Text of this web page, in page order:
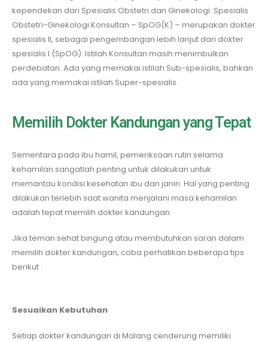
kependekan dari Spesialis Obstetri dan Ginekologi. Spesialis
Obstetri-Ginekologi Konsultan – SpOG(K) – merupakan dokter
spesialis II, sebagai pengembangan lebih lanjut dari dokter
spesialis I (SpOG). Istilah Konsultan masih menimbulkan
perdebatan. Ada yang memakai istilah Sub-spesialis, bahkan
ada yang memakai istilah Super-spesialis.
Memilih Dokter Kandungan yang Tepat
Sementara pada ibu hamil, pemeriksaan rutin selama
kehamilan sangatlah penting untuk dilakukan untuk
memantau kondisi kesehatan ibu dan janin. Hal yang penting
dilakukan terlebih saat wanita menjalani masa kehamilan
adalah tepat memilih dokter kandungan.
Jika teman sehat bingung atau membutuhkan saran dalam
memilih dokter kandungan, coba perhatikan beberapa tips
berikut :
Sesuaikan Kebutuhan
Setiap dokter kandungan di Malang cenderung memiliki